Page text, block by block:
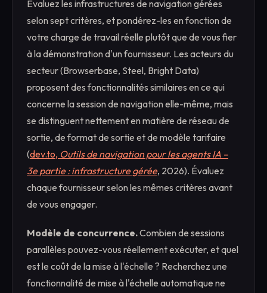
Évaluez les infrastructures de navigation gérées
selon sept critères, et pondérez-les en fonction de
votre charge de travail réelle plutôt que de vous fier
à la démonstration d'un fournisseur. Les acteurs du
secteur (Browserbase, Steel, Bright Data)
proposent des fonctionnalités similaires en ce qui
concerne la session de navigation elle-même, mais
se distinguent nettement en matière de réseau de
sortie, de format de sortie et de modèle tarifaire
(dev.to, Outils de navigation pour les agents IA –
3e partie : infrastructure gérée, 2026). Évaluez
chaque fournisseur selon les mêmes critères avant
de vous engager.
Modèle de concurrence.Combien de sessions
parallèles pouvez-vous réellement exécuter, et quel
est le coût de la mise à l'échelle ? Recherchez une
fonctionnalité de mise à l'échelle automatique ne